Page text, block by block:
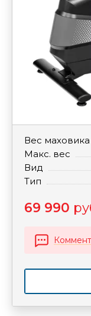
Вес маховика
Макс. вес
Вид
Тип
69 990